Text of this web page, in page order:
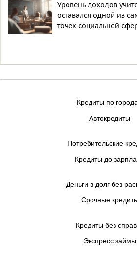
Уровень доходов
оставался одной из
точек социальной
Кредиты по
Автокредиты
Потребительские
Кредиты до
Деньги в долг без
Срочные
Кредиты без
Экспресс займы